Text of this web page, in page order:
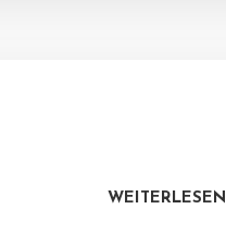
WEITERLESEN